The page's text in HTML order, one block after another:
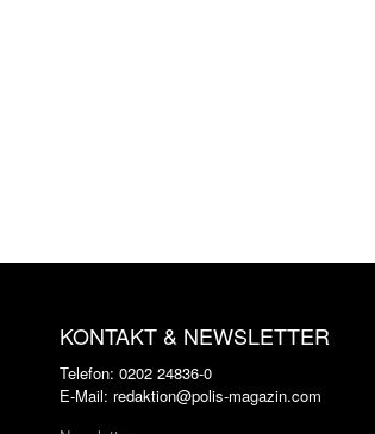
KONTAKT & NEWSLETTER
Telefon: 0202 24836-0
E-Mail: redaktion@polis-magazin.com